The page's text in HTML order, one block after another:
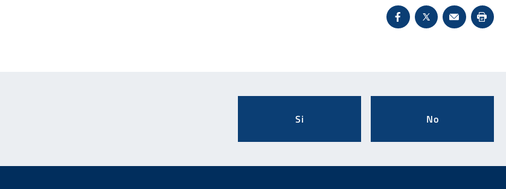
Condividi su
X - Sito esterno
Invio Mail:
Si No